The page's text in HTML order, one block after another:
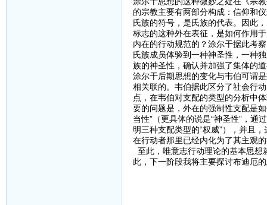
的宗教主要有两部分构成：信仰和
氏族的符号，是氏族的代表。因此
标志的这种外在表征，是如何作用
内在的行动规范的？涂尔干据此考
氏族成员体验到一种神圣性，一种
族的神圣性，确认并加强了集体的
涂尔干后期思想的变化与韦伯可谓
相关联的。韦伯据此区分了社会行
点，在韦伯对支配的类型的分析中
要的问题是，外在的强制性支配是
当性”（更具体的说是“神圣性”，通
明三种支配类型的“权威”），并且
在行动者那里已经内化为了其主观
至此，唯意志行动理论的基本思
此，下一阶段我将主要探讨布迪厄